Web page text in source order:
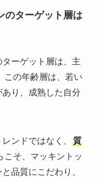
のターゲット層は
ーゲット層は、主
この年齢層は、若い
り、成熟した自分
ンドではなく、
質
こそ、マッキントッ
品質にこだわり、